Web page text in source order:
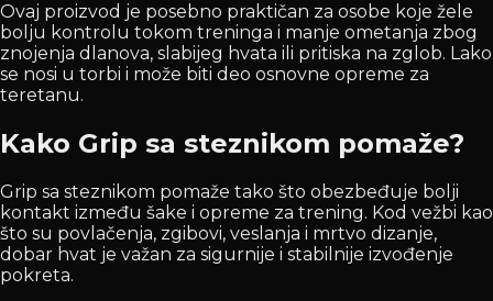
Ovaj proizvod je posebno praktičan za osobe koje žele
bolju kontrolu tokom treninga i manje ometanja zbog
znojenja dlanova, slabijeg hvata ili pritiska na zglob. Lako
se nosi u torbi i može biti deo osnovne opreme za
teretanu.
Kako Grip sa steznikom pomaže?
Grip sa steznikom pomaže tako što obezbeđuje bolji
kontakt između šake i opreme za trening. Kod vežbi kao
što su povlačenja, zgibovi, veslanja i mrtvo dizanje,
dobar hvat je važan za sigurnije i stabilnije izvođenje
pokreta.